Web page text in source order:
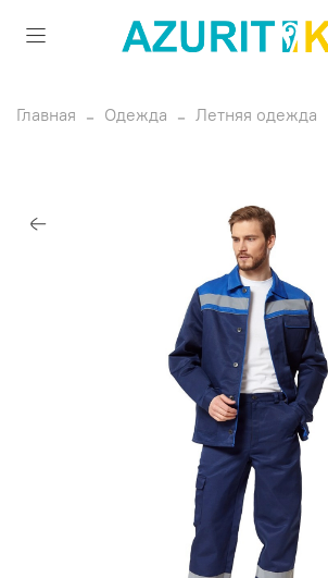
Главная Одежда Летняя одежда